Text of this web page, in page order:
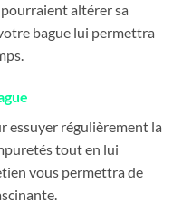
altérer sa
bague lui permettra
essuyer régulièrement la
tout en lui
vous permettra de